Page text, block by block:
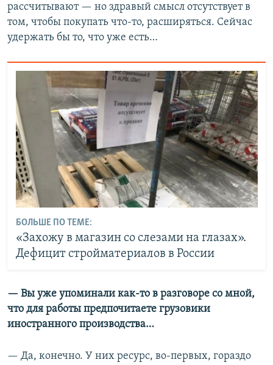
рассчитывают — но здравый смысл отсутствует в
том, чтобы покупать что-то, расширяться. Сейчас
удержать бы то, что уже есть…
БОЛЬШЕ ПО ТЕМЕ:
«Захожу в магазин со слезами на глазах».
Дефицит стройматериалов в России
— Вы уже упоминали как-то в разговоре со мной,
что для работы предпочитаете грузовики
иностранного производства…
— Да, конечно. У них ресурс, во-первых, гораздо